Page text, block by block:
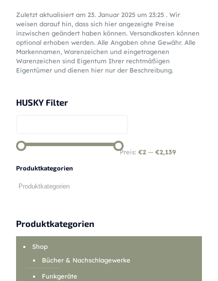
Zuletzt aktualisiert am 23. Januar 2025 um 23:25 . Wir
weisen darauf hin, dass sich hier angezeigte Preise
inzwischen geändert haben können. Versandkosten können
optional erhoben werden. Alle Angaben ohne Gewähr. Alle
Markennamen, Warenzeichen und eingetragenen
Warenzeichen sind Eigentum Ihrer rechtmäßigen
Eigentümer und dienen hier nur der Beschreibung.
HUSKY Filter
Preis: €2 — €2,139
Produktkategorien
Produktkategorien
Shop
Bücher & Nachschlagewerke
Funkgeräte